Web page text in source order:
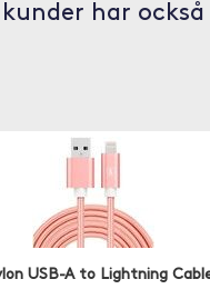
har
USB-A to Lightning